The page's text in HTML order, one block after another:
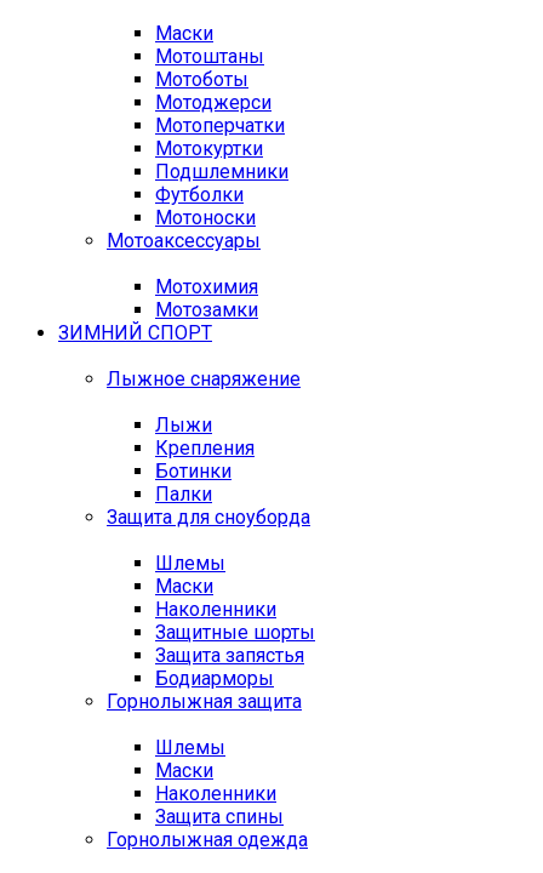
Маски
Мотоштаны
Мотоботы
Мотоджерси
Мотоперчатки
Мотокуртки
Подшлемники
Футболки
Мотоноски
Мотоаксессуары
Мотохимия
Мотозамки
ЗИМНИЙ СПОРТ
Лыжное снаряжение
Лыжи
Крепления
Ботинки
Палки
Защита для сноуборда
Шлемы
Маски
Наколенники
Защитные шорты
Защита запястья
Бодиарморы
Горнолыжная защита
Шлемы
Маски
Наколенники
Защита спины
Горнолыжная одежда